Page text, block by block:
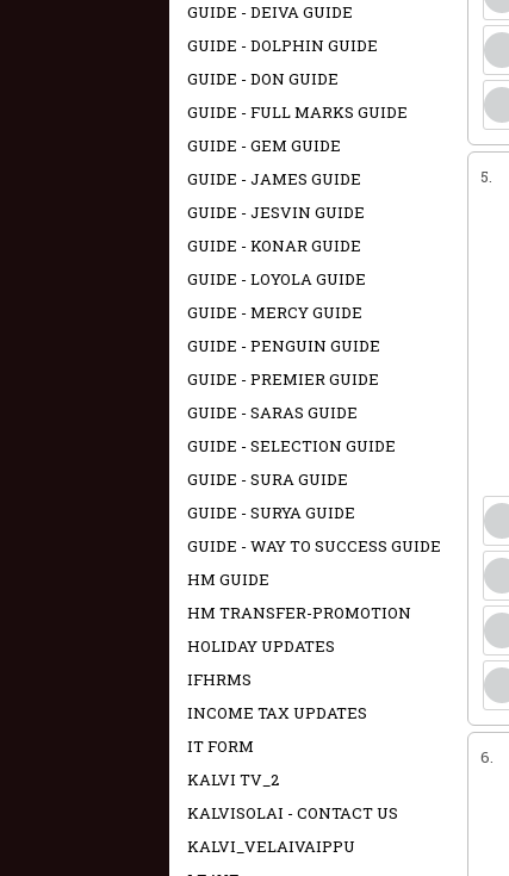
5.
6.
GUIDE - DEIVA GUIDE
GUIDE - DOLPHIN GUIDE
GUIDE - DON GUIDE
GUIDE - FULL MARKS GUIDE
GUIDE - GEM GUIDE
GUIDE - JAMES GUIDE
GUIDE - JESVIN GUIDE
GUIDE - KONAR GUIDE
GUIDE - LOYOLA GUIDE
GUIDE - MERCY GUIDE
GUIDE - PENGUIN GUIDE
GUIDE - PREMIER GUIDE
GUIDE - SARAS GUIDE
GUIDE - SELECTION GUIDE
GUIDE - SURA GUIDE
GUIDE - SURYA GUIDE
GUIDE - WAY TO SUCCESS GUIDE
HM GUIDE
HM TRANSFER-PROMOTION
HOLIDAY UPDATES
IFHRMS
INCOME TAX UPDATES
IT FORM
KALVI TV_2
KALVISOLAI - CONTACT US
KALVI_VELAIVAIPPU